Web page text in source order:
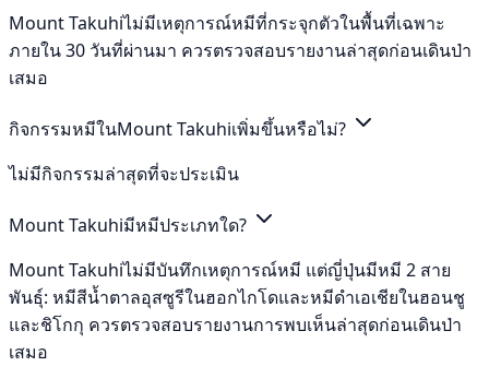
Mount Takuhiไม่มีเหตุการณ์หมีที่กระจุกตัวในพื้นที่เฉพาะ
ภายใน 30 วันที่ผ่านมา ควรตรวจสอบรายงานล่าสุดก่อนเดินป่า
เสมอ
กิจกรรมหมีในMount Takuhiเพิ่มขึ้นหรือไม่?
ไม่มีกิจกรรมล่าสุดที่จะประเมิน
Mount Takuhiมีหมีประเภทใด?
Mount Takuhiไม่มีบันทึกเหตุการณ์หมี แต่ญี่ปุ่นมีหมี 2 สาย
พันธุ์: หมีสีน้ำตาลอุสซูรีในฮอกไกโดและหมีดำเอเชียในฮอนชู
และชิโกกุ ควรตรวจสอบรายงานการพบเห็นล่าสุดก่อนเดินป่า
เสมอ